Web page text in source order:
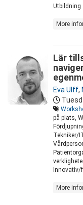
Utbildning
More
Lär
Eva Ulff,
på plats,
Tekniker/
Innovativ/
More